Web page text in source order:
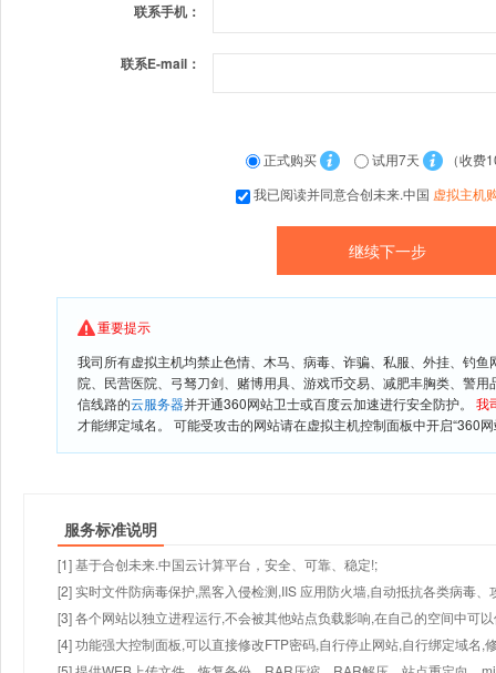
联系手机：
联系E-mail：
正式购买 试用7天
（收费
我已阅读并同意合创未来.中国 虚拟主机
重要提示
我司所有虚拟主机均禁止色情、木马、病毒、诈骗、私服、外挂、钓
院、民营医院、弓驽刀剑、赌博用具、游戏币交易、减肥丰胸类、警
信线路的云服务器并开通360网站卫士或百度云加速进行安全防护。 我
才能绑定域名。 可能受攻击的网站请在虚拟主机控制面板中开启“360
服务标准说明
[1] 基于合创未来.中国云计算平台，安全、可靠、稳定!;
[2] 实时文件防病毒保护,黑客入侵检测,IIS 应用防火墙,自动抵抗各类病毒、
[3] 各个网站以独立进程运行,不会被其他站点负载影响,在自己的空间中可
[4] 功能强大控制面板,可以直接修改FTP密码,自行停止网站,自行绑定域名,